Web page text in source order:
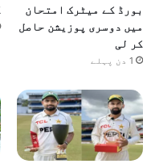
بورڈ کے میٹرک امتحان
میں دوسری پوزیشن حاصل
کر لی
1 دن پہلے